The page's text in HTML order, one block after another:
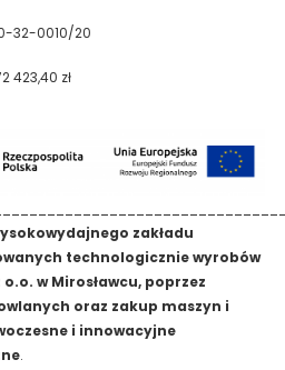
32-0010/20
423,40 zł
zakładu
technologicznie wyrobów
w Mirosławcu, poprzez
oraz zakup maszyn i
i innowacyjne
.